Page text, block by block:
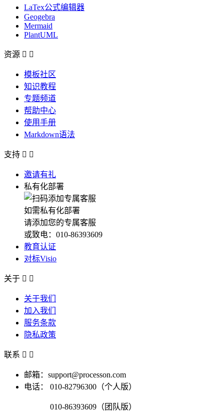
LaTex公式编辑器
Geogebra
Mermaid
PlantUML
资源  
模板社区
知识教程
专题频道
帮助中心
使用手册
Markdown语法
支持  
邀请有礼
私有化部署
如需私有化部署
请添加您的专属客服
或致电：010-86393609
教育认证
对标Visio
关于  
关于我们
加入我们
服务条款
隐私政策
联系  
邮箱：support@processon.com
电话：
010-82796300（个人版）
010-86393609（团队版）